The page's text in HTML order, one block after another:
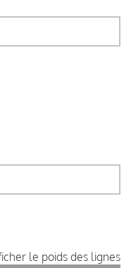
le poids des lignes